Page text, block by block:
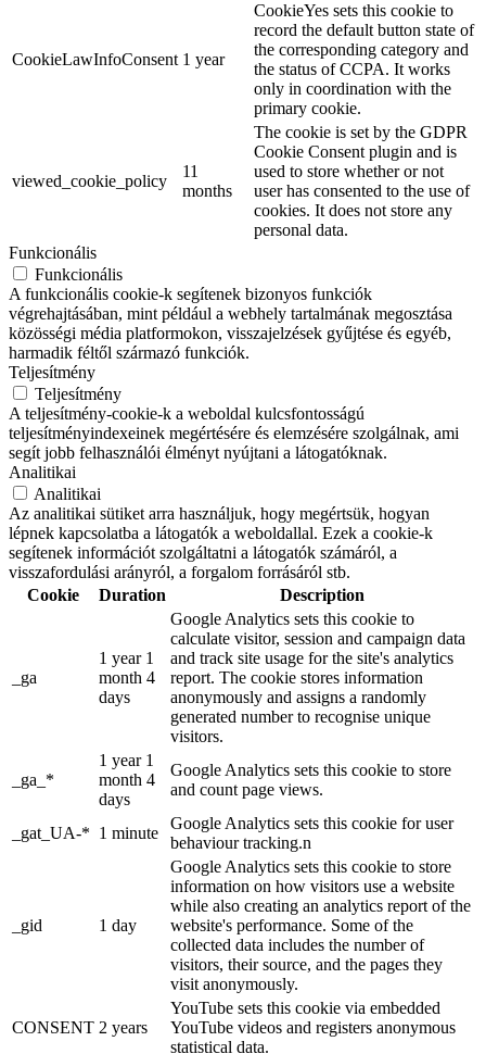
CookieLawInfoConsent 1 year
CookieYes sets this cookie to
record the default button state of
the corresponding category and
the status of CCPA. It works
only in coordination with the
primary cookie.
viewed_cookie_policy
11
months
The cookie is set by the GDPR
Cookie Consent plugin and is
used to store whether or not
user has consented to the use of
cookies. It does not store any
personal data.
Funkcionális
Funkcionális
A funkcionális cookie-k segítenek bizonyos funkciók
végrehajtásában, mint például a webhely tartalmának megosztása
közösségi média platformokon, visszajelzések gyűjtése és egyéb,
harmadik féltől származó funkciók.
Teljesítmény
Teljesítmény
A teljesítmény-cookie-k a weboldal kulcsfontosságú
teljesítményindexeinek megértésére és elemzésére szolgálnak, ami
segít jobb felhasználói élményt nyújtani a látogatóknak.
Analitikai
Analitikai
Az analitikai sütiket arra használjuk, hogy megértsük, hogyan
lépnek kapcsolatba a látogatók a weboldallal. Ezek a cookie-k
segítenek információt szolgáltatni a látogatók számáról, a
visszafordulási arányról, a forgalom forrásáról stb.
Cookie
Duration Description
_ga
1 year 1
month 4
days
Google Analytics sets this cookie to
calculate visitor, session and campaign data
and track site usage for the site's analytics
report. The cookie stores information
anonymously and assigns a randomly
generated number to recognise unique
visitors.
_ga_*
1 year 1
month 4
days
Google Analytics sets this cookie to store
and count page views.
_gat_UA-* 1 minute
Google Analytics sets this cookie for user
behaviour tracking.n
_gid 1 day
Google Analytics sets this cookie to store
information on how visitors use a website
while also creating an analytics report of the
website's performance. Some of the
collected data includes the number of
visitors, their source, and the pages they
visit anonymously.
CONSENT 2 years
YouTube sets this cookie via embedded
YouTube videos and registers anonymous
statistical data.